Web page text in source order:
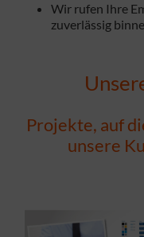
Wir rufen Ihre
zuverlässig
Projekte, auf
unsere
MEHR ERFAHREN